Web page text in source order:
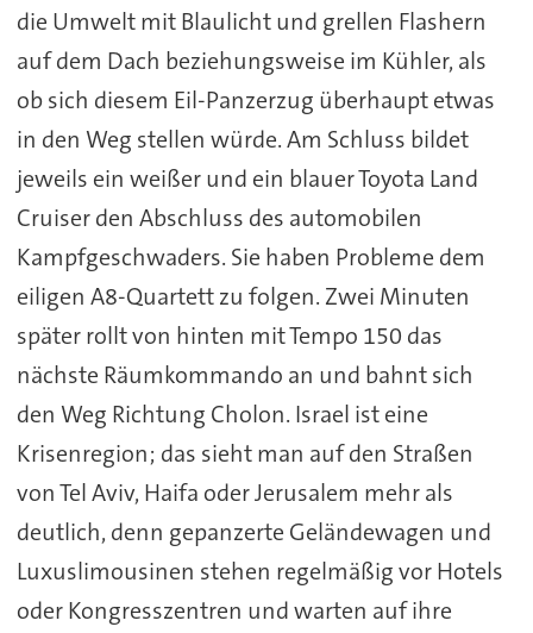
die Umwelt mit Blaulicht und grellen Flashern
auf dem Dach beziehungsweise im Kühler, als
ob sich diesem Eil-Panzerzug überhaupt etwas
in den Weg stellen würde. Am Schluss bildet
jeweils ein weißer und ein blauer Toyota Land
Cruiser den Abschluss des automobilen
Kampfgeschwaders. Sie haben Probleme dem
eiligen A8-Quartett zu folgen. Zwei Minuten
später rollt von hinten mit Tempo 150 das
nächste Räumkommando an und bahnt sich
den Weg Richtung Cholon. Israel ist eine
Krisenregion; das sieht man auf den Straßen
von Tel Aviv, Haifa oder Jerusalem mehr als
deutlich, denn gepanzerte Geländewagen und
Luxuslimousinen stehen regelmäßig vor Hotels
oder Kongresszentren und warten auf ihre